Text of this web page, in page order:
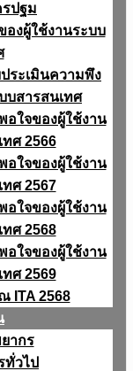
ปฐม
องผู้ใช้งานระบบ
ระเมินความพึง
บสารสนเทศ
อใจของผู้ใช้งาน
ศ 2566
อใจของผู้ใช้งาน
ศ 2567
อใจของผู้ใช้งาน
ศ 2568
อใจของผู้ใช้งาน
ศ 2569
ITA 2568
ากร
ทั่วไป